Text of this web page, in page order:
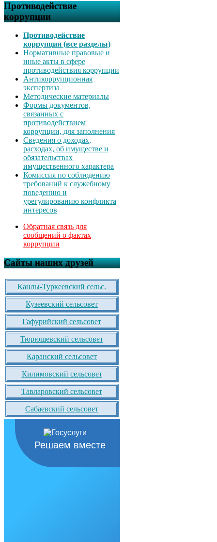
Противодействие
коррупции
Противодействие
коррупции (все разделы)
Нормативные правовые и
иные акты в сфере
противодействия коррупции
Антикоррупционная
экспертиза
Методические материалы
Формы документов,
связанных с
противодействием
коррупции, для заполнения
Сведения о доходах,
расходах, об имуществе и
обязательствах
имущественного характера
Комиссия по соблюдению
требований к служебному
поведению и
урегулированию конфликта
интересов
Обратная связь для
сообщений о фактах
коррупции
Сайты наших друзей
Канлы-Туркеевский сельс.
Кузеевский сельсовет
Гафурийский сельсовет
Тюрюшевский сельсовет
Каранский сельсовет
Килимовский сельсовет
Тавларовский сельсовет
Сабаевский сельсовет
Решаем вместе